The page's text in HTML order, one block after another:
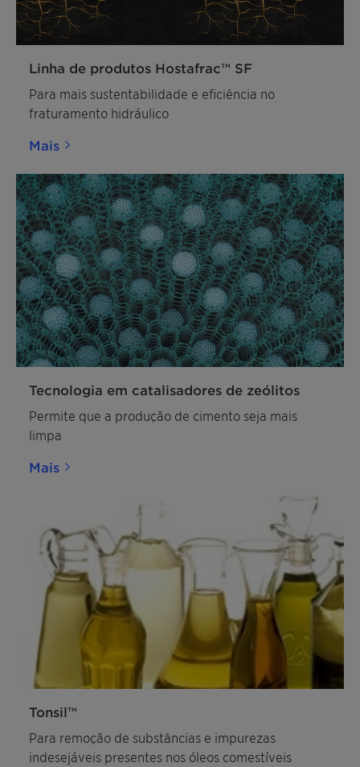
Linha de produtos Hostafrac™ SF
Para mais sustentabilidade e eficiência no
fraturamento hidráulico
Mais
Tecnologia em catalisadores de zeólitos
Permite que a produção de cimento seja mais
limpa
Mais
Tonsil™
Para remoção de substâncias e impurezas
indesejáveis presentes nos óleos comestíveis